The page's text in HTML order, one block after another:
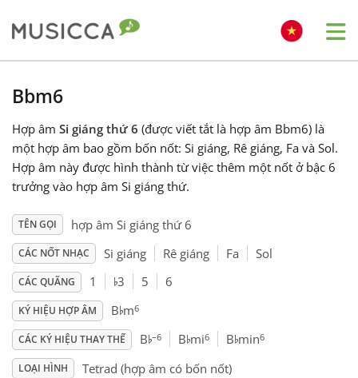
Български
Dansk
Deutsch
English
Español
Bbm6
Hợp âm Si giáng thứ 6 (được viết tắt là hợp âm Bbm6) là
một hợp âm bao gồm bốn nốt: Si giáng, Rê giáng, Fa và Sol.
Hợp âm này được hình thành từ việc thêm một nốt ở bậc 6
trưởng vào hợp âm Si giáng thứ.
TÊN GỌI hợp âm Si giáng thứ 6
CÁC NỐT NHẠC Si giáng Rê giáng Fa Sol
CÁC QUÃNG 1 ♭3 5 6
KÝ HIỆU HỢP ÂM B♭m6
CÁC KÝ HIỆU THAY THẾ B♭–6 B♭mi6 B♭min6
LOẠI HÌNH Tetrad (hợp âm có bốn nốt)